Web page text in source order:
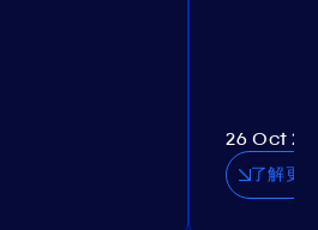
26 Oct
了解更